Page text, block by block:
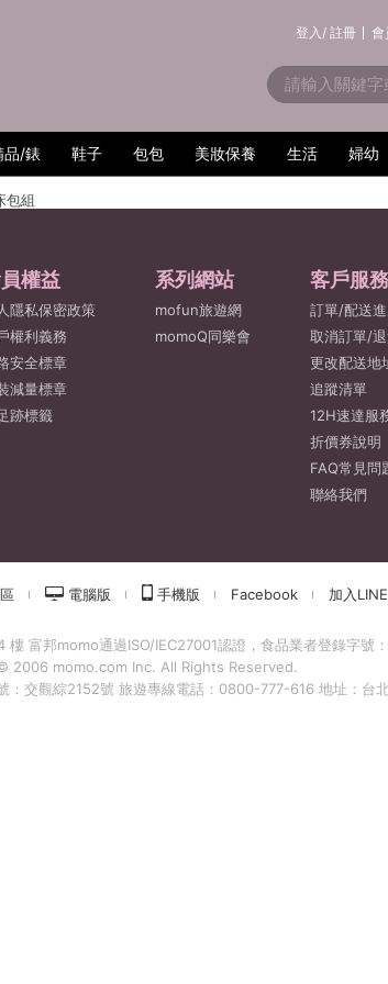
登入/ 註冊 會
品/錶 鞋子 包包 美妝保養 生活 婦幼
包組
權益
隱私保密政策
權利義務
安全標章
減量標章
跡標籤
系列網站
mofun旅遊網
momoQ同樂會
客戶服務
訂單/配送
取消訂單/
更改配送地
追蹤清單
12H速達服
折價券說明
FAQ常見問
聯絡我們
電腦版 手機版 Facebook 加入LINE
樓 富邦momo通過ISO/IEC27001認證，食品業者登錄字
2006 momo.com Inc. All Rights Reserved.
：交觀綜2152號 旅遊專線電話：0800-777-616 地址：台